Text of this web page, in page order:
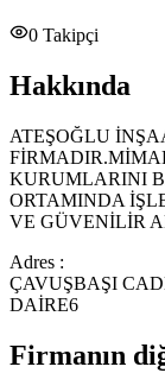
0 Takipçi
Hakkında
ATEŞOĞLU
KURUMLARINI
ORTAMINDA
VE GÜVENİLİR
Adres :
ÇAVUŞBAŞI
DAİRE6
Firmanın